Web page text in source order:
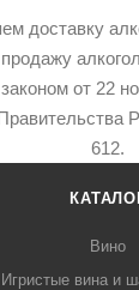
доставку
от 22
612.
Вино
Игристые вина и